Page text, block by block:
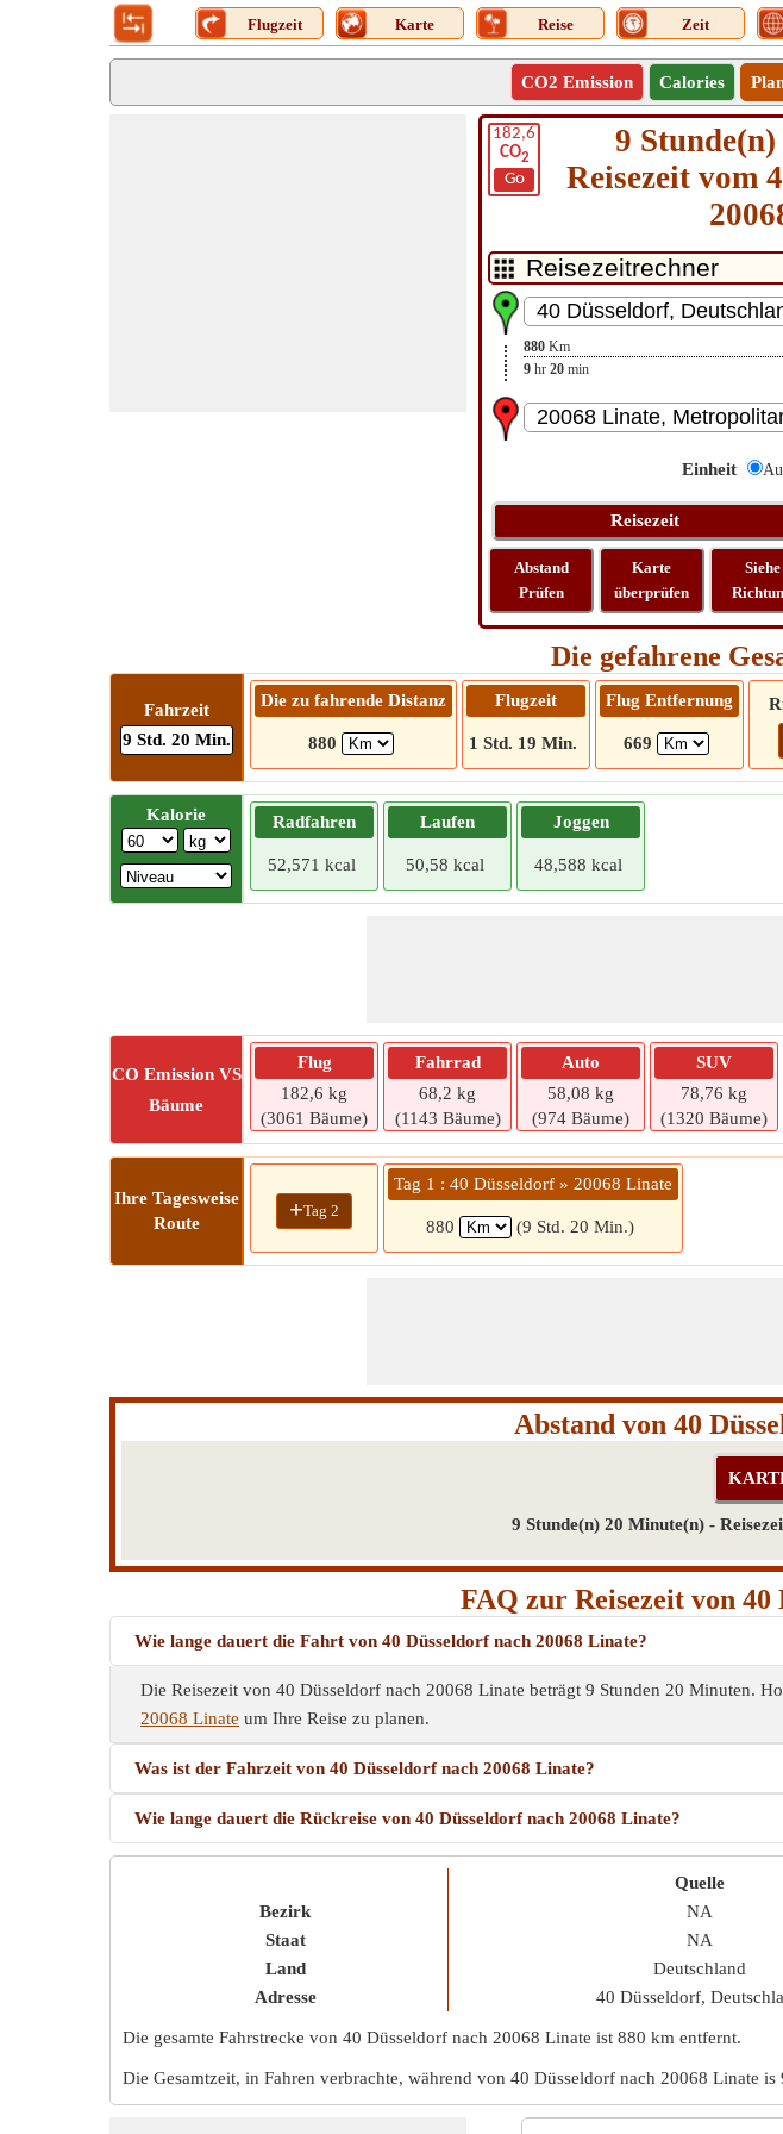
Flugzeit Karte Reise Zeit
CO2 Emission Calories
182,6
CO2
Go
9
Reisezeit vom
880 Km
9 hr 20 min
Einheit
Abstand
Prüfen
Karte
überprüfen
Siehe
Die gefahrene
Fahrzeit
9 Std. 20 Min.
Die zu fahrende Distanz
880
Flugzeit
1 Std. 19 Min.
Flug Entfernung
669
Kalorie Radfahren
52,571 kcal
Laufen
50,58 kcal
Joggen
48,588 kcal
CO Emission VS
Bäume
Flug
182,6 kg
(3061 Bäume)
Fahrrad
68,2 kg
(1143 Bäume)
Auto
58,08 kg
(974 Bäume)
SUV
78,76 kg
(1320 Bäume)
Ihre Tagesweise
Route
+Tag 2
Tag 1 : 40 Düsseldorf » 20068 Linate
880 (9 Std. 20 Min.)
Abstand von 40
9 Stunde(n) 20 Minute(n) -
FAQ zur Reisezeit von 40
Wie lange dauert die Fahrt von 40 Düsseldorf nach 20068 Linate?
Die Reisezeit von 40 Düsseldorf nach 20068 Linate beträgt 9 Stunden 20 Minuten.
20068 Linate um Ihre Reise zu planen.
Was ist der Fahrzeit von 40 Düsseldorf nach 20068 Linate?
Wie lange dauert die Rückreise von 40 Düsseldorf nach 20068 Linate?
Bezirk
Staat
Land
Adresse
Quelle
NA
NA
Deutschland
40 Düsseldorf,
Die gesamte Fahrstrecke von 40 Düsseldorf nach 20068 Linate ist 880 km entfernt.
Die Gesamtzeit, in Fahren verbrachte, während von 40 Düsseldorf nach 20068 Linate is